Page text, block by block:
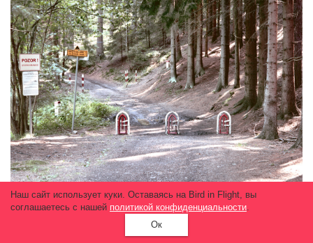
Безвизовый режим: Заброшенные
Наш сайт использует куки. Оставаясь на Bird in Flight, вы
соглашаетесь с нашей политикой конфиденциальности.
Ок